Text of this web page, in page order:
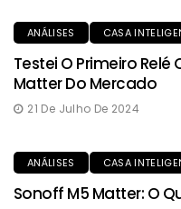
ANÁLISES CASA
Testei O Primeiro Relé
Matter Do Mercado
21 De Julho De 2024
ANÁLISES CASA
Sonoff M5 Matter: O